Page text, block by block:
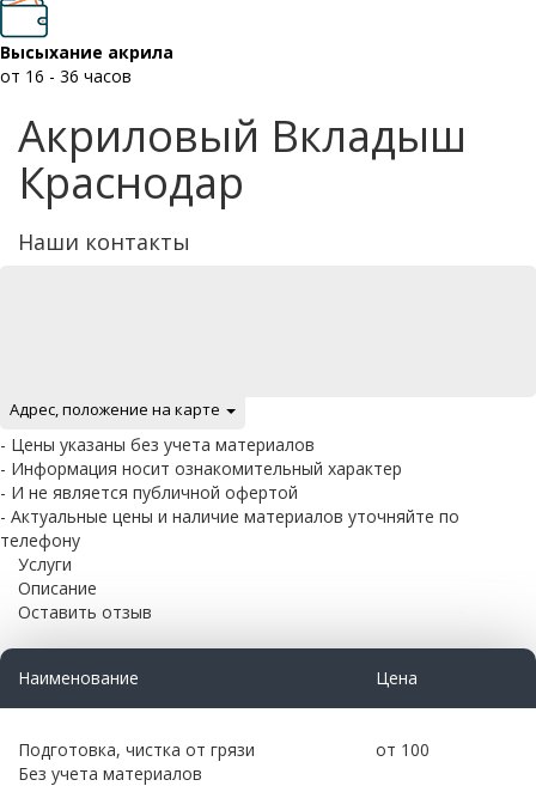
Высыхание акрила
от 16 - 36 часов
Акриловый Вкладыш
Краснодар
Наши контакты
Адрес, положение на карте
- Цены указаны без учета материалов
- Информация носит ознакомительный характер
- И не является публичной офертой
- Актуальные цены и наличие материалов уточняйте по
телефону
Услуги
Описание
Оставить отзыв
Наименование Цена
Подготовка, чистка от грязи
Без учета материалов
от 100